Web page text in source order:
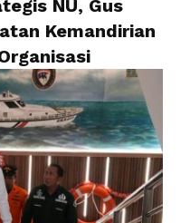
NU, Gus
Kemandirian